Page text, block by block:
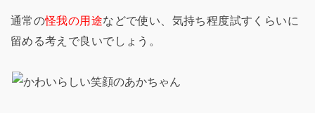
通常の怪我の用途などで使い、気持ち程度試すくらいに
留める考えで良いでしょう。